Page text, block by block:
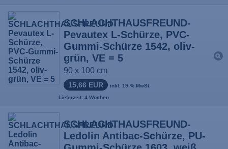
SCHLACHTHAUSFREUND-
Pevautex L-Schürze, PVC-
Gummi-Schürze 1542, oliv-
grün, VE = 5
90 x 100 cm
15,66 EUR inkl. 19 % MwSt.
Lieferzeit: 4 Wochen
SCHLACHTHAUSFREUND-
Ledolin Antibac-Schürze, PU-